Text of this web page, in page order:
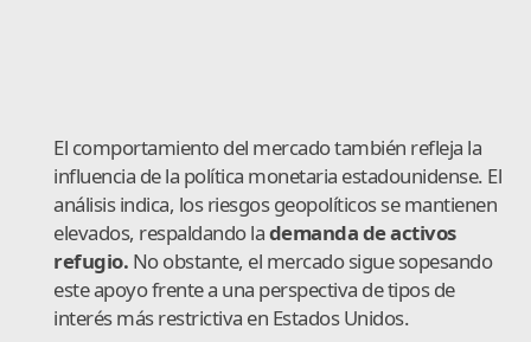
El comportamiento del mercado también refleja la
influencia de la política monetaria estadounidense. El
análisis indica, los riesgos geopolíticos se mantienen
elevados, respaldando lademanda de activos
refugio. No obstante, el mercado sigue sopesando
este apoyo frente a una perspectiva de tipos de
interés más restrictiva en Estados Unidos.